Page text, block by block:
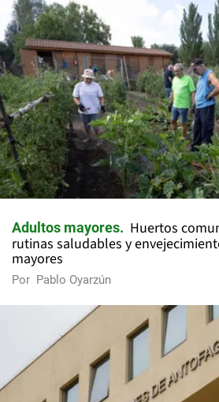
Adultos mayores
Huertos
rutinas saludables y
mayores
Por Pablo Oyarzún